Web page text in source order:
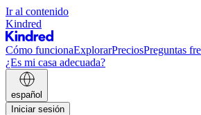
Ir al contenido
Kindred
Cómo funcionaExplorarPreciosPreguntas
¿Es mi casa adecuada?
español
Iniciar sesión